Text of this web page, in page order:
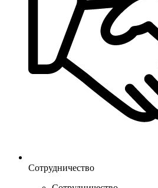
Сотрудничество